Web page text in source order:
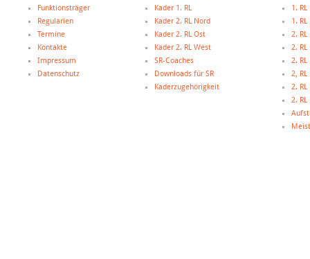
Funktionsträger
Regularien
Termine
Kontakte
Impressum
Datenschutz
Kader 1. RL
Kader 2. RL Nord
Kader 2. RL Ost
Kader 2. RL West
SR-Coaches
Downloads für SR
Kaderzugehörigkeit
1.
1.
2.
2.
2.
2,
2.
2.